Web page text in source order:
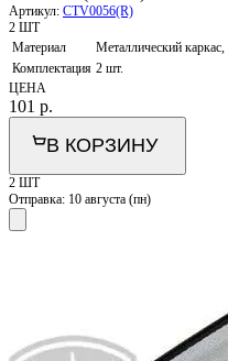
Артикул: CTV0056(R)
2 ШТ
Материал
Металлический каркас,
Комплектация 2 шт.
ЦЕНА
101 р.
В КОРЗИНУ
2 ШТ
Отправка: 10 августа (пн)